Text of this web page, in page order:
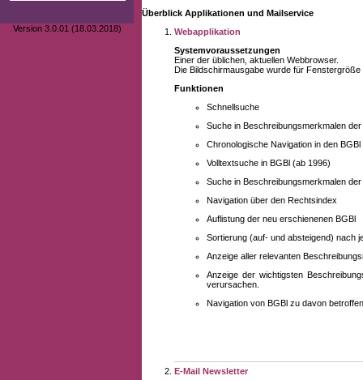
Version 3.0.01 (18.03.2018)
Überblick Applikationen und Mailservice
Webapplikation
Systemvoraussetzungen
Einer der üblichen, aktuellen Webbrowser.
Die Bildschirmausgabe wurde für
Funktionen
Schnellsuche
Suche in Beschreibungsmerkmalen
Chronologische Navigation in den BGBl
Volltextsuche in BGBl (ab 1996)
Suche in Beschreibungsmerkmalen
Navigation über den Rechtsindex
Auflistung der neu erschienenen BGBl
Sortierung (auf- und absteigend) nach
Anzeige aller relevanten
Anzeige der wichtigsten
verursachen.
Navigation von BGBl zu davon
E-Mail Newsletter